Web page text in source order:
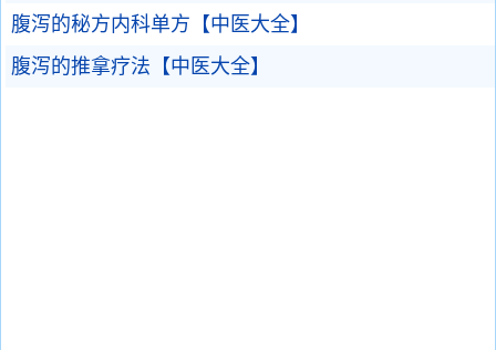
腹泻的秘方内科单方【中医大全】
腹泻的推拿疗法【中医大全】